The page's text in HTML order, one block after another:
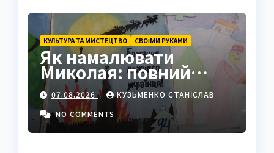
КУЛЬТУРА ТА МИСТЕЦТВО СВОЇМИ РУКАМИ
Як намалювати
Миколая: повний
покроковий гайд з
секретами майстрів
07.08.2026
КУЗЬМЕНКО СТАНІСЛАВ
NO COMMENTS